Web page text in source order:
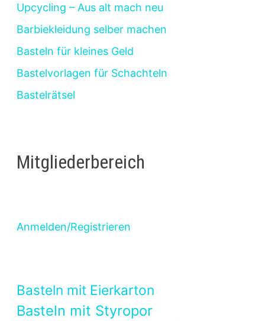
Upcycling – Aus alt mach neu
Barbiekleidung selber machen
Basteln für kleines Geld
Bastelvorlagen für Schachteln
Bastelrätsel
Mitgliederbereich
Anmelden/Registrieren
Basteln mit Eierkarton
Basteln mit Styropor